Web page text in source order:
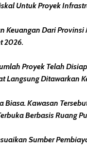
Untuk Proyek
Keuangan Dari
2026.
Proyek Telah
Langsung Ditawarkan
Biasa. Kawasan
Berbasis Ruang
Sumber